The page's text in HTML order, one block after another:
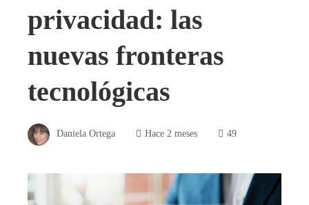
privacidad: las
nuevas fronteras
tecnológicas
Daniela Ortega Hace 2 meses 49